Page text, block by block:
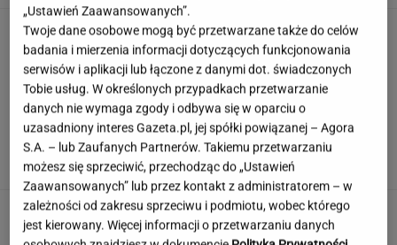
Sieć ma oczy czy oka? Quiz tak podchwytliwy,
że złapiesz się za głowę!
Czy Marilyn Monroe przeszła operację
plastyczną? Dokumentacja rozwiewa
wątpliwości
To nie droga na skróty. Matka pokazuje, jak
naprawdę wygląda edukacja domowa
„Ustawień Zaawansowanych”.
Twoje dane osobowe mogą być przetwarzane także do celów
badania i mierzenia informacji dotyczących funkcjonowania
serwisów i aplikacji lub łączone z danymi dot. świadczonych
Tobie usług. W określonych przypadkach przetwarzanie
danych nie wymaga zgody i odbywa się w oparciu o
uzasadniony interes Gazeta.pl, jej spółki powiązanej – Agora
S.A. – lub Zaufanych Partnerów. Takiemu przetwarzaniu
możesz się sprzeciwić, przechodząc do „Ustawień
Zaawansowanych” lub przez kontakt z administratorem – w
zależności od zakresu sprzeciwu i podmiotu, wobec którego
jest kierowany. Więcej informacji o przetwarzaniu danych